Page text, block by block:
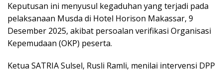
Keputusan ini menyusul kegaduhan yang terjadi pada
pelaksanaan Musda di Hotel Horison Makassar, 9
Desember 2025, akibat persoalan verifikasi Organisasi
Kepemudaan (OKP) peserta.
Ketua SATRIA Sulsel, Rusli Ramli, menilai intervensi DPP